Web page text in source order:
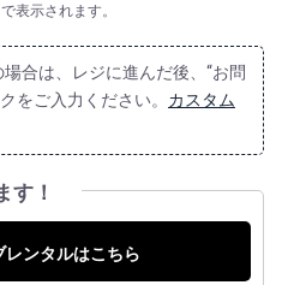
表示されます。
合は、レジに進んだ後、“お問
をご入力ください。 カスタム
す！
レンタルはこちら